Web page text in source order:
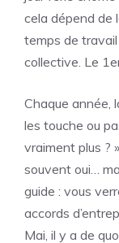
cela dépend de
temps de
collective. Le
Chaque année,
les touche ou
vraiment plus ?
souvent oui…
guide : vous
accords
Mai, il y a de